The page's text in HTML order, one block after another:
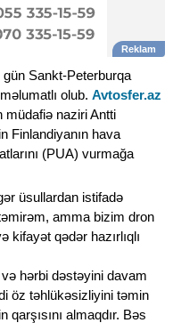
gün Sankt-Peterburqa
olub. Avtosfer.az
müdafiə naziri Antti
Finlandiyanın hava
(PUA) vurmağa
üsullardan istifadə
amma bizim dron
kifayət qədər hazırlıqlı
hərbi dəstəyini davam
öz təhlükəsizliyini təmin
almaqdır. Bəs